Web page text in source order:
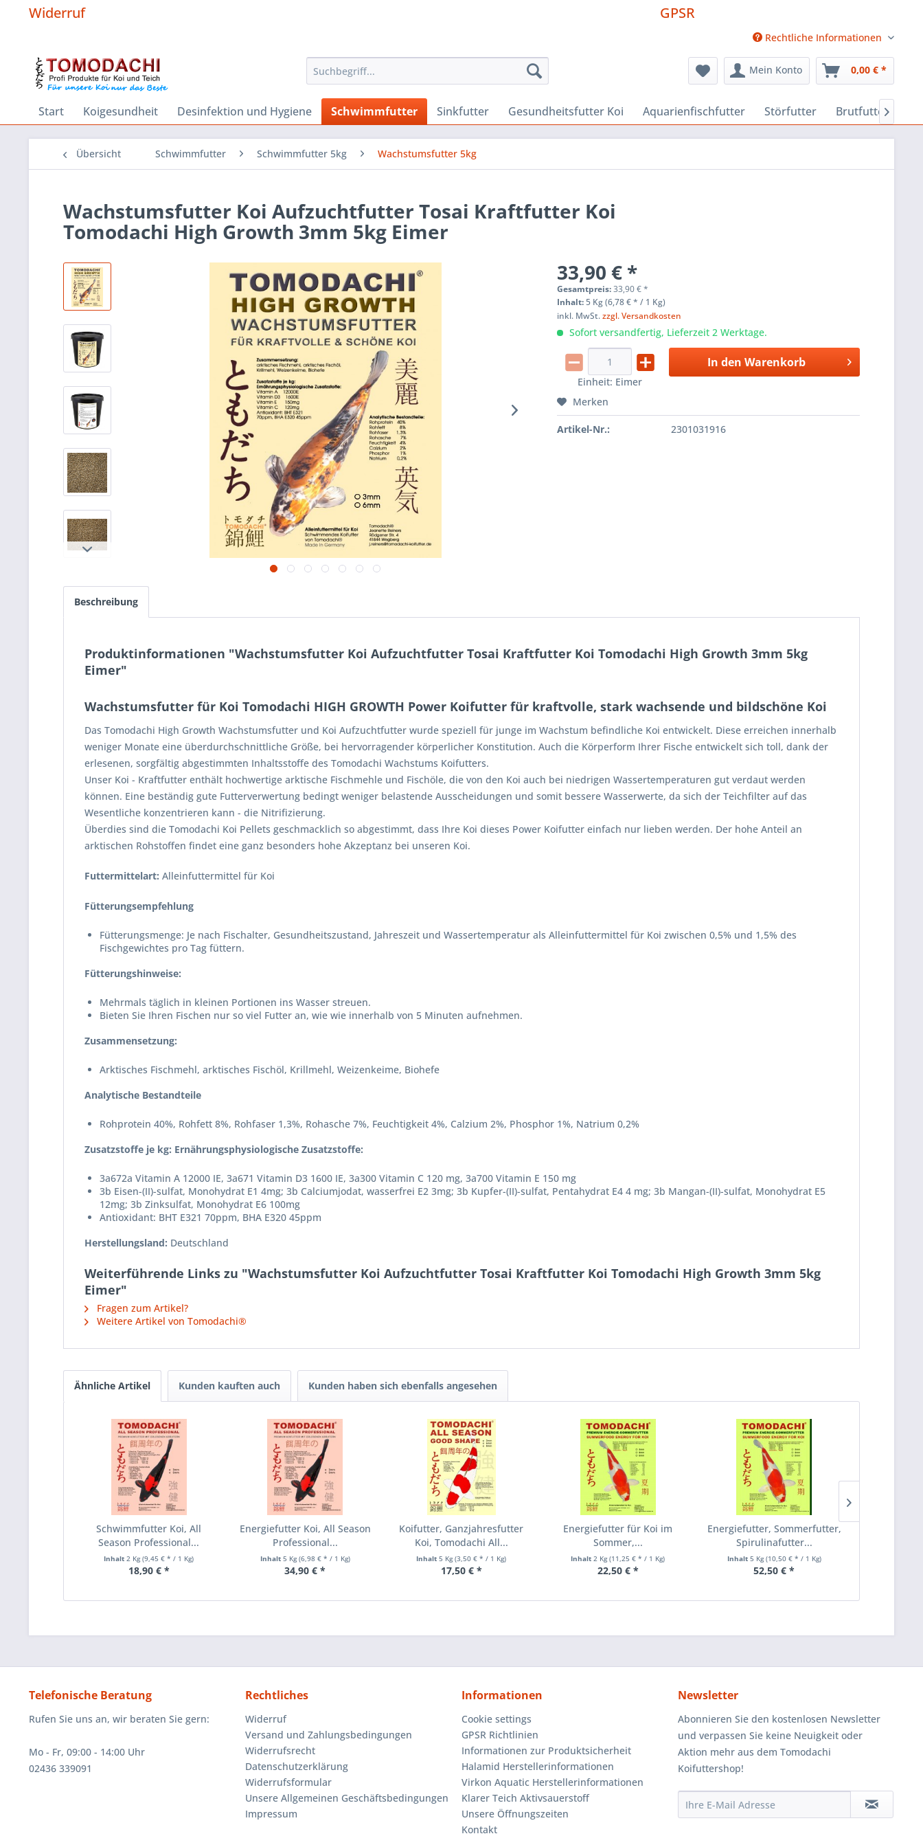
Widerruf GPSR
Rechtliche Informationen
Mein Konto 0,00 € *
Start Koigesundheit Desinfektion und Hygiene Schwimmfutter Sinkfutter Gesundheitsfutter Koi Aquarienfischfutter Störfutter Brutfutter

Übersicht Schwimmfutter Schwimmfutter 5kg Wachstumsfutter 5kg
Wachstumsfutter Koi Aufzuchtfutter Tosai Kraftfutter Koi
Tomodachi High Growth 3mm 5kg Eimer
33,90 € *
Gesamtpreis:33,90€*
Inhalt:5 Kg (6,78 € * / 1 Kg)
inkl. MwSt.zzgl. Versandkosten
Sofort versandfertig, Lieferzeit 2 Werktage.
Einheit: Eimer
In den Warenkorb
Merken
Artikel-Nr.: 2301031916
Beschreibung
Produktinformationen "Wachstumsfutter Koi Aufzuchtfutter Tosai Kraftfutter Koi Tomodachi High Growth 3mm 5kg
Eimer"
Wachstumsfutter für Koi Tomodachi HIGH GROWTH Power Koifutter für kraftvolle, stark wachsende und bildschöne Koi
Das Tomodachi High Growth Wachstumsfutter und Koi Aufzuchtfutter wurde speziell für junge im Wachstum befindliche Koi entwickelt. Diese erreichen innerhalb
weniger Monate eine überdurchschnittliche Größe, bei hervorragender körperlicher Konstitution. Auch die Körperform Ihrer Fische entwickelt sich toll, dank der
erlesenen, sorgfältig abgestimmten Inhaltsstoffe des Tomodachi Wachstums Koifutters.
Unser Koi - Kraftfutter enthält hochwertige arktische Fischmehle und Fischöle, die von den Koi auch bei niedrigen Wassertemperaturen gut verdaut werden
können. Eine beständig gute Futterverwertung bedingt weniger belastende Ausscheidungen und somit bessere Wasserwerte, da sich der Teichfilter auf das
Wesentliche konzentrieren kann - die Nitrifizierung.
Überdies sind die Tomodachi Koi Pellets geschmacklich so abgestimmt, dass Ihre Koi dieses Power Koifutter einfach nur lieben werden. Der hohe Anteil an
arktischen Rohstoffen findet eine ganz besonders hohe Akzeptanz bei unseren Koi.
Futtermittelart: Alleinfuttermittel für Koi
Fütterungsempfehlung
Fütterungsmenge: Je nach Fischalter, Gesundheitszustand, Jahreszeit und Wassertemperatur als Alleinfuttermittel für Koi zwischen 0,5% und 1,5% des
Fischgewichtes pro Tag füttern.
Fütterungshinweise:
Mehrmals täglich in kleinen Portionen ins Wasser streuen.
Bieten Sie Ihren Fischen nur so viel Futter an, wie wie innerhalb von 5 Minuten aufnehmen.
Zusammensetzung:
Arktisches Fischmehl, arktisches Fischöl, Krillmehl, Weizenkeime, Biohefe
Analytische Bestandteile
Rohprotein 40%, Rohfett 8%, Rohfaser 1,3%, Rohasche 7%, Feuchtigkeit 4%, Calzium 2%, Phosphor 1%, Natrium 0,2%
Zusatzstoffe je kg: Ernährungsphysiologische Zusatzstoffe:
3a672a Vitamin A 12000 IE, 3a671 Vitamin D3 1600 IE, 3a300 Vitamin C 120 mg, 3a700 Vitamin E 150 mg
3b Eisen-(II)-sulfat, Monohydrat E1 4mg; 3b Calciumjodat, wasserfrei E2 3mg; 3b Kupfer-(II)-sulfat, Pentahydrat E4 4 mg; 3b Mangan-(II)-sulfat, Monohydrat E5
12mg; 3b Zinksulfat, Monohydrat E6 100mg
Antioxidant: BHT E321 70ppm, BHA E320 45ppm
Herstellungsland: Deutschland
Weiterführende Links zu "Wachstumsfutter Koi Aufzuchtfutter Tosai Kraftfutter Koi Tomodachi High Growth 3mm 5kg
Eimer"
Fragen zum Artikel?
Weitere Artikel von Tomodachi®
Ähnliche Artikel Kunden kauften auch Kunden haben sich ebenfalls angesehen
Schwimmfutter Koi, All
Season Professional...
Inhalt2 Kg(9,45 € * / 1 Kg)
18,90 € *
Energiefutter Koi, All Season
Professional...
Inhalt 5 Kg(6,98 € * / 1 Kg)
34,90 € *
Koifutter, Ganzjahresfutter
Koi, Tomodachi All...
Inhalt5 Kg(3,50 € * / 1 Kg)
17,50 € *
Energiefutter für Koi im
Sommer,...
Inhalt2 Kg(11,25 € * / 1 Kg)
22,50 € *
Energiefutter, Sommerfutter,
Spirulinafutter...
Inhalt 5 Kg(10,50 € * / 1 Kg)
52,50 € *
Telefonische Beratung
Rufen Sie uns an, wir beraten Sie gern:
Mo - Fr, 09:00 - 14:00 Uhr
02436 339091
Rechtliches
Widerruf
Versand und Zahlungsbedingungen
Widerrufsrecht
Datenschutzerklärung
Widerrufsformular
Unsere Allgemeinen Geschäftsbedingungen
Impressum
Informationen
Cookie settings
GPSR Richtlinien
Informationen zur Produktsicherheit
Halamid Herstellerinformationen
Virkon Aquatic Herstellerinformationen
Klarer Teich Aktivsauerstoff
Unsere Öffnungszeiten
Kontakt
Newsletter
Abonnieren Sie den kostenlosen Newsletter
und verpassen Sie keine Neuigkeit oder
Aktion mehr aus dem Tomodachi
Koifuttershop!